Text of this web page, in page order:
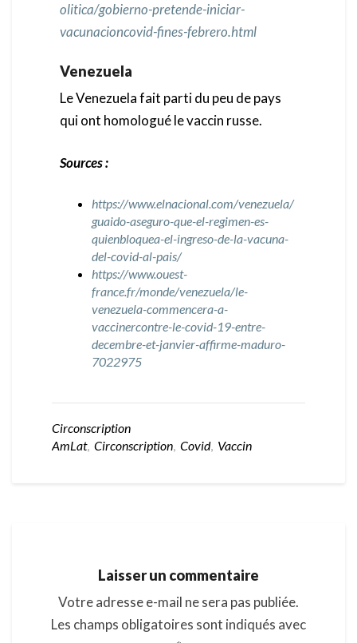
olitica/gobierno-pretende-iniciar-
vacunacioncovid-fines-febrero.html
Venezuela
Le Venezuela fait parti du peu de pays
qui ont homologué le vaccin russe.
Sources :
https://www.elnacional.com/venezuela/
guaido-aseguro-que-el-regimen-es-
quienbloquea-el-ingreso-de-la-vacuna-
del-covid-al-pais/
https://www.ouest-
france.fr/monde/venezuela/le-
venezuela-commencera-a-
vaccinercontre-le-covid-19-entre-
decembre-et-janvier-affirme-maduro-
7022975
Circonscription
AmLat, Circonscription, Covid, Vaccin
Laisser un commentaire
Votre adresse e-mail ne sera pas publiée.
Les champs obligatoires sont indiqués avec